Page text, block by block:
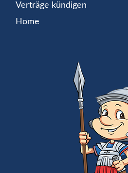
Verträge kündigen
Home